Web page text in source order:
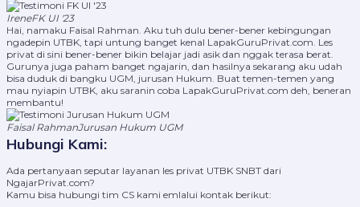
IreneFK UI '23
Hai, namaku Faisal Rahman. Aku tuh dulu bener-bener kebingungan
ngadepin UTBK, tapi untung banget kenal LapakGuruPrivat.com. Les
privat di sini bener-bener bikin belajar jadi asik dan nggak terasa berat.
Gurunya juga paham banget ngajarin, dan hasilnya sekarang aku udah
bisa duduk di bangku UGM, jurusan Hukum. Buat temen-temen yang
mau nyiapin UTBK, aku saranin coba LapakGuruPrivat.com deh, beneran
membantu!
Faisal RahmanJurusan Hukum UGM
Hubungi Kami:
Ada pertanyaan seputar layanan les privat UTBK SNBT dari
NgajarPrivat.com?
Kamu bisa hubungi tim CS kami emlalui kontak berikut: